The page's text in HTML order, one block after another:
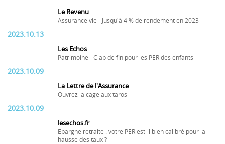
Le Revenu
Assurance vie - Jusqu'à 4 % de rendement en 2023
2023.10.13
Les Echos
Patrimoine - Clap de fin pour les PER des enfants
2023.10.09
La Lettre de l'Assurance
Ouvrez la cage aux taros
2023.10.09
lesechos.fr
Epargne retraite : votre PER est-il bien calibré pour la
hausse des taux ?